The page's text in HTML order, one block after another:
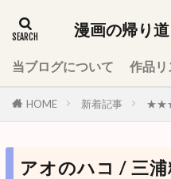
漫画の帰り
当ブログについて 作品リ
HOME 新着記事
アオのハコ / 三